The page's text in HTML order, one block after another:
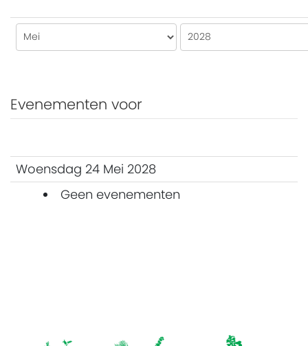
Evenementen voor
Woensdag 24 Mei 2028
Geen evenementen